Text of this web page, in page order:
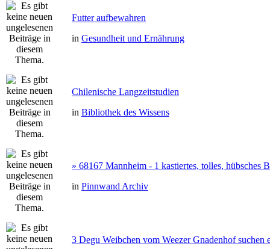
Futter aufbewahren
in Gesundheit und Ernährung
Chilenische Langzeitstudien
in Bibliothek des Wissens
» 68167 Mannheim - 1 kastiertes, tolles, hübsches
in Pinnwand Archiv
3 Degu Weibchen vom Weezer Gnadenhof suchen